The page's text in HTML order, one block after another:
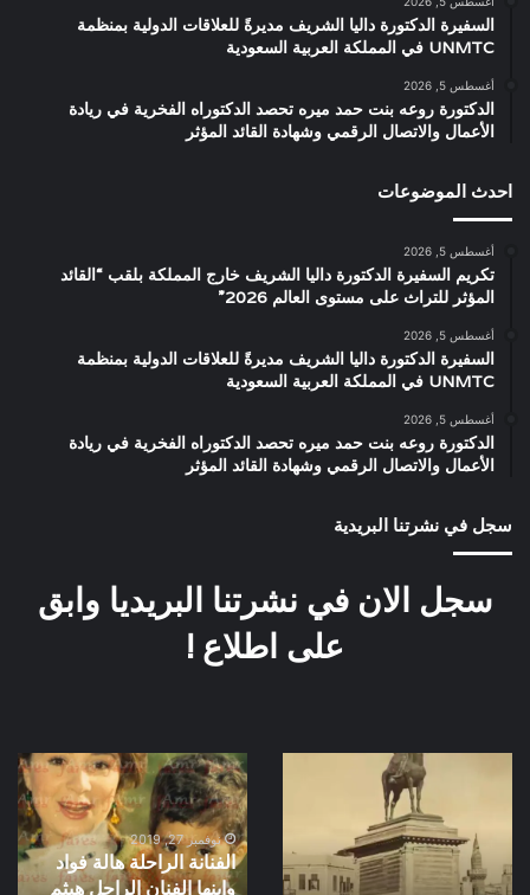
السفيرة الدكتورة داليا الشريف مديرةً للعلاقات الدولية بمنظمة
UNMTC في المملكة العربية السعودية
أغسطس 5, 2026
الدكتورة روعه بنت حمد ميره تحصد الدكتوراه الفخرية في ريادة
الأعمال والاتصال الرقمي وشهادة القائد المؤثر
احدث الموضوعات
أغسطس 5, 2026
تكريم السفيرة الدكتورة داليا الشريف خارج المملكة بلقب “القائد
المؤثر للتراث على مستوى العالم 2026”
أغسطس 5, 2026
السفيرة الدكتورة داليا الشريف مديرةً للعلاقات الدولية بمنظمة
UNMTC في المملكة العربية السعودية
أغسطس 5, 2026
الدكتورة روعه بنت حمد ميره تحصد الدكتوراه الفخرية في ريادة
الأعمال والاتصال الرقمي وشهادة القائد المؤثر
سجل في نشرتنا البريدية
سجل الان في نشرتنا البريديا وابق
على اطلاع !
الفنانة
الراحلة
هالة
فواد
وابنها
الفنان
نوفمبر 27, 2019
الفنانة الراحلة هالة فواد
وابنها الفنان الراحل هيثم